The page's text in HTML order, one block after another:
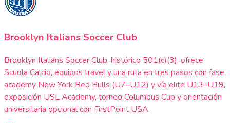
Brooklyn Italians Soccer Club
Brooklyn Italians Soccer Club, histórico 501(c)(3), ofrece
Scuola Calcio, equipos travel y una ruta en tres pasos con fase
academy New York Red Bulls (U7–U12) y vía elite U13–U19,
exposición USL Academy, torneo Columbus Cup y orientación
universitaria opcional con FirstPoint USA.